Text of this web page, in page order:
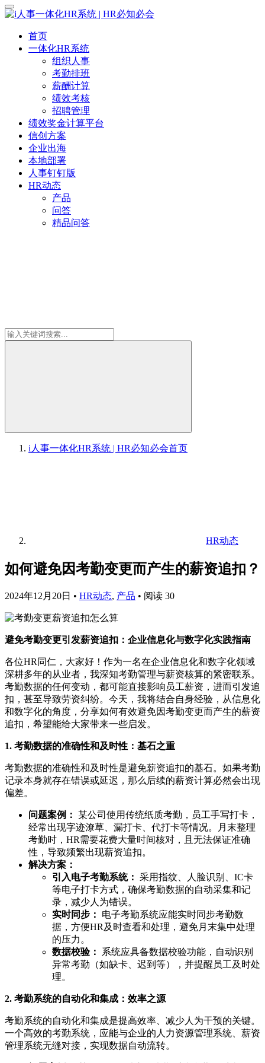
首页
一体化HR系统
组织人事
考勤排班
薪酬计算
绩效考核
招聘管理
绩效奖金计算平台
信创方案
企业出海
本地部署
人事钉钉版
HR动态
产品
问答
精品问答
i人事一体化HR系统 | HR必知必会首页
HR动态
如何避免因考勤变更而产生的薪资追扣？
2024年12月20日 • HR动态, 产品 • 阅读 30
避免考勤变更引发薪资追扣：企业信息化与数字化实践指南
各位HR同仁，大家好！作为一名在企业信息化和数字化领域
深耕多年的从业者，我深知考勤管理与薪资核算的紧密联系。
考勤数据的任何变动，都可能直接影响员工薪资，进而引发追
扣，甚至导致劳资纠纷。今天，我将结合自身经验，从信息化
和数字化的角度，分享如何有效避免因考勤变更而产生的薪资
追扣，希望能给大家带来一些启发。
1. 考勤数据的准确性和及时性：基石之重
考勤数据的准确性和及时性是避免薪资追扣的基石。如果考勤
记录本身就存在错误或延迟，那么后续的薪资计算必然会出现
偏差。
问题案例： 某公司使用传统纸质考勤，员工手写打卡，
经常出现字迹潦草、漏打卡、代打卡等情况。月末整理
考勤时，HR需要花费大量时间核对，且无法保证准确
性，导致频繁出现薪资追扣。
解决方案：
引入电子考勤系统： 采用指纹、人脸识别、IC卡
等电子打卡方式，确保考勤数据的自动采集和记
录，减少人为错误。
实时同步：
电子考勤系统应能实时同步考勤数
据，方便HR及时查看和处理，避免月末集中处理
的压力。
数据校验：
系统应具备数据校验功能，自动识别
异常考勤（如缺卡、迟到等），并提醒员工及时处
理。
2. 考勤系统的自动化和集成：效率之源
考勤系统的自动化和集成是提高效率、减少人为干预的关键。
一个高效的考勤系统，应能与企业的人力资源管理系统、薪资
管理系统无缝对接，实现数据自动流转。